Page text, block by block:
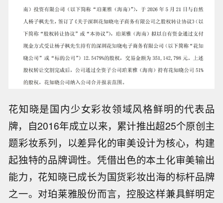
花知晓是国内少女彩妆领域风格鲜明的代表品
牌，自2016年成立以来，累计推出超25个原创主
题彩妆系列，以差异化的审美设计为核心，构建
起独特的品牌调性。凭借出色的本土化审美输出
能力，花知晓已成长为国货彩妆出海的标杆品牌
之一。对珀莱雅股份而言，控股这样兼具鲜明定